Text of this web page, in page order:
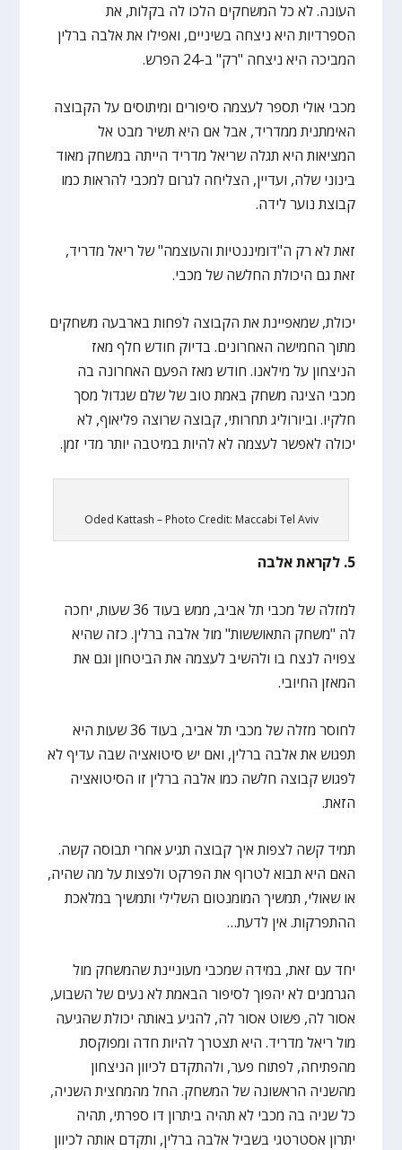
העונה. לא כל המשחקים הלכו לה בקלות, את
הספרדיות היא ניצחה בשיניים, ואפילו את אלבה ברלין
המביכה היא ניצחה "רק" ב-24 הפרש.
מכבי אולי תספר לעצמה סיפורים ומיתוסים על הקבוצה
האימתנית ממדריד, אבל אם היא תשיר מבט אל
המציאות היא תגלה שריאל מדריד הייתה במשחק מאוד
בינוני שלה, ועדיין, הצליחה לגרום למכבי להראות כמו
קבוצת נוער לידה.
זאת לא רק ה"דומיננטיות והעוצמה" של ריאל מדריד,
זאת גם היכולת החלשה של מכבי.
יכולת, שמאפיינת את הקבוצה לפחות בארבעה משחקים
מתוך החמישה האחרונים. בדיוק חודש חלף מאז
הניצחון על מילאנו. חודש מאז הפעם האחרונה בה
מכבי הציגה משחק באמת טוב של שלם שגדול מסך
חלקיו. וביורוליג תחרותי, קבוצה שרוצה פליאוף, לא
יכולה לאפשר לעצמה לא להיות במיטבה יותר מדי זמן.
Oded Kattash – Photo Credit: Maccabi Tel Aviv
5. לקראת אלבה
למזלה של מכבי תל אביב, ממש בעוד 36 שעות, יחכה
לה "משחק התאוששות" מול אלבה ברלין. כזה שהיא
צפויה לנצח בו ולהשיב לעצמה את הביטחון וגם את
המאזן החיובי.
לחוסר מזלה של מכבי תל אביב, בעוד 36 שעות היא
תפגוש את אלבה ברלין, ואם יש סיטואציה שבה עדיף לא
לפגוש קבוצה חלשה כמו אלבה ברלין זו הסיטואציה
הזאת.
תמיד קשה לצפות איך קבוצה תגיע אחרי תבוסה קשה.
האם היא תבוא לטרוף את הפרקט ולפצות על מה שהיה,
או שאולי, תמשיך המומנטום השלילי ותמשיך במלאכת
ההתפרקות. אין לדעת…
יחד עם זאת, במידה שמכבי מעוניינת שהמשחק מול
הגרמנים לא יהפוך לסיפור הבאמת לא נעים של השבוע,
אסור לה, פשוט אסור לה, להגיע באותה יכולת שהגיעה
מול ריאל מדריד. היא תצטרך להיות חדה ומפוקסת
מהפתיחה, לפתוח פער, ולהתקדם לכיוון הניצחון
מהשניה הראשונה של המשחק. החל מהמחצית השניה,
כל שניה בה מכבי לא תהיה ביתרון דו ספרתי, תהיה
יתרון אסטרטגי בשביל אלבה ברלין, ותקדם אותה לכיוון